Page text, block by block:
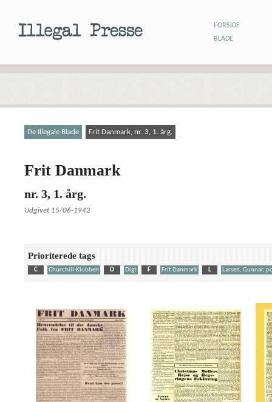
FORSIDE
BLADE
De Illegale Blade Frit Danmark, nr. 3, 1. årg.
Frit Danmark
nr. 3, 1. årg.
Udgivet 15/06-1942
Prioriterede tags
C Churchill-Klubben D Digt F Frit Danmark L Larsen, Gunnar,
B&W
Brun, Eske, landsfoged
Brønderslev Buhl, Vilhelm, politiker Bøhmen C
Chr.
De frie Danske
F F.L. Schmidth Faxe Kalk Finland Foss, Erling, ingeniør
Grønland
H Hempel, J.C., grosserer Heydrich, Reinhard Holland
Hornborg
Italien
J Juncker, Thorkild, direktør Jylland K
Kauffmann, Henrik, gesandt
Limfjorden
Lolland-Falster Folketidende London M Middelfart N
Petersen, Wilfred, politiker
Polen Reventlow, Eduard, gesandt
Rigsdagen,
Sorø Amtstidende
Sovjetunionen St. Nazaire Svendborg Avis
Svenningsen, Nils,